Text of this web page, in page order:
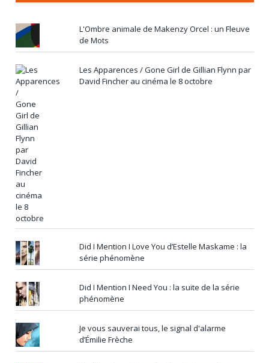
L'Ombre animale de Makenzy Orcel : un Fleuve
de Mots
Les Apparences / Gone Girl de Gillian Flynn par
David Fincher au cinéma le 8 octobre
Did I Mention I Love You d’Estelle Maskame : la
série phénomène
Did I Mention I Need You : la suite de la série
phénomène
Je vous sauverai tous, le signal d'alarme
d’Émilie Frèche